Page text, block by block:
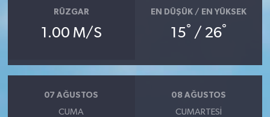
RÜZGAR
1.00 M/S
EN DÜŞÜK / EN YÜKSEK
15° / 26°
07 AĞUSTOS
CUMA
08 AĞUSTOS
CUMARTESI